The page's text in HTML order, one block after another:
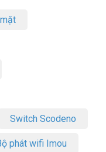
Switch Scodeno
phát wifi Imou